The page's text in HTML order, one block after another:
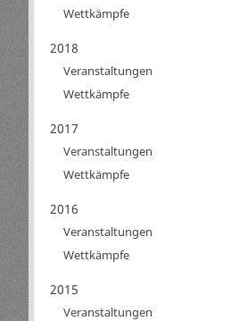
Wettkämpfe
2018
Veranstaltungen
Wettkämpfe
2017
Veranstaltungen
Wettkämpfe
2016
Veranstaltungen
Wettkämpfe
2015
Veranstaltungen